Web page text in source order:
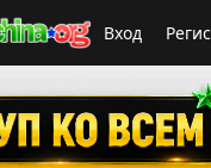
Вход